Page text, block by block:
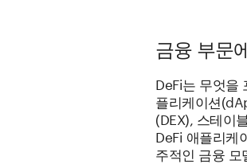
금융 부문
DeFi는 무엇을
플리케이션
(DEX), 스테이
DeFi 애플리케
주적인 금융 모